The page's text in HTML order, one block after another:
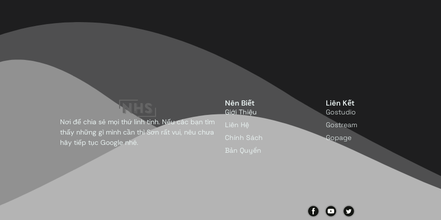
Nơi để chia sẻ mọi thứ linh tinh. Nếu các bạn tìm
thấy những gì mình cần thì Sơn rất vui, nêu chưa
hãy tiếp tục Google nhé.
Nên Biết
Giới Thiệu
Liên Hệ
Chính Sách
Bản Quyền
Liên Kết
Gostudio
Gostream
Gopage